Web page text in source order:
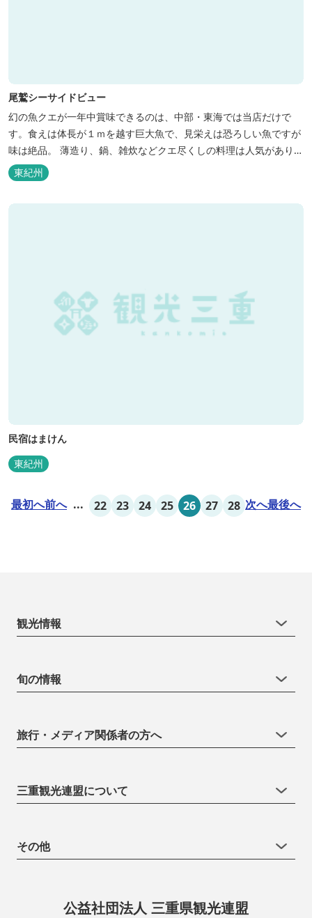
尾鷲シーサイドビュー
幻の魚クエが一年中賞味できるのは、中部・東海では当店だけで
す。食えは体長が１ｍを越す巨大魚で、見栄えは恐ろしい魚ですが
味は絶品。 薄造り、鍋、雑炊などクエ尽くしの料理は人気がありま
す。ぜひご賞味ください（料理だけでも歌。また、宿泊者には船で
の無料遊覧サービス（１時間）を行ないます。
東紀州
民宿はまけん
東紀州
最初へ前へ ... 22 23 24 25 26 27 28 次へ最後へ
観光情報
旬の情報
旅行・メディア関係者の方へ
三重観光連盟について
その他
公益社団法人 三重県観光連盟